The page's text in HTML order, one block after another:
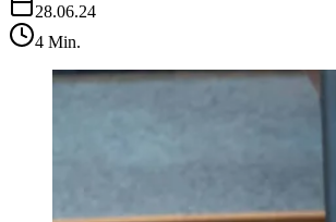
28.06.24
4 Min.